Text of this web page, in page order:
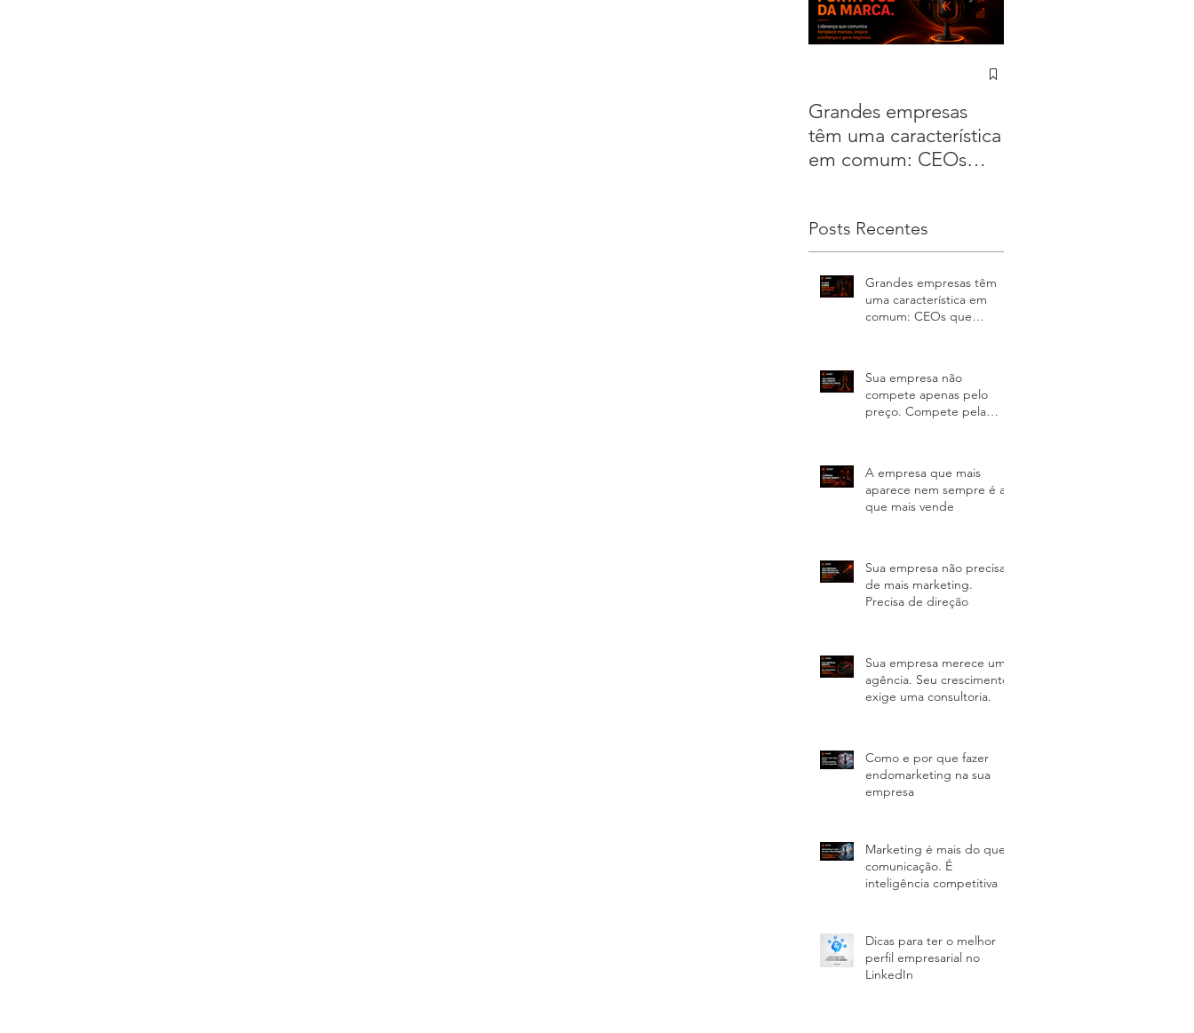
Grandes empresas
têm uma característica
em comum: CEOs
Posts Recentes
Grandes empresas têm
uma característica em
comum: CEOs que
Sua empresa não
compete apenas pelo
preço. Compete pela
A empresa que mais
aparece nem sempre é a
que mais vende
Sua empresa não precisa
de mais marketing.
Precisa de direção
Sua empresa merece uma
agência. Seu crescimento
exige uma consultoria.
Como e por que fazer
endomarketing na sua
empresa
Marketing é mais do que
comunicação. É
inteligência competitiva
Dicas para ter o melhor
perfil empresarial no
LinkedIn